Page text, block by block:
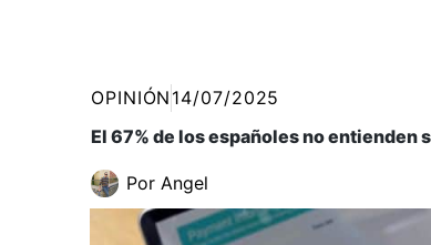
OPINIÓN 14/07/2025
El 67% de los españoles no entienden
Por Angel